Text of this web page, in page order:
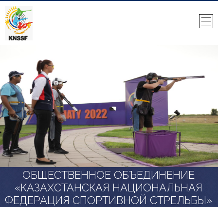
ОБЩЕСТВЕННОЕ ОБЪЕДИНЕНИЕ
«КАЗАХСТАНСКАЯ НАЦИОНАЛЬНАЯ
ФЕДЕРАЦИЯ СПОРТИВНОЙ СТРЕЛЬБЫ»